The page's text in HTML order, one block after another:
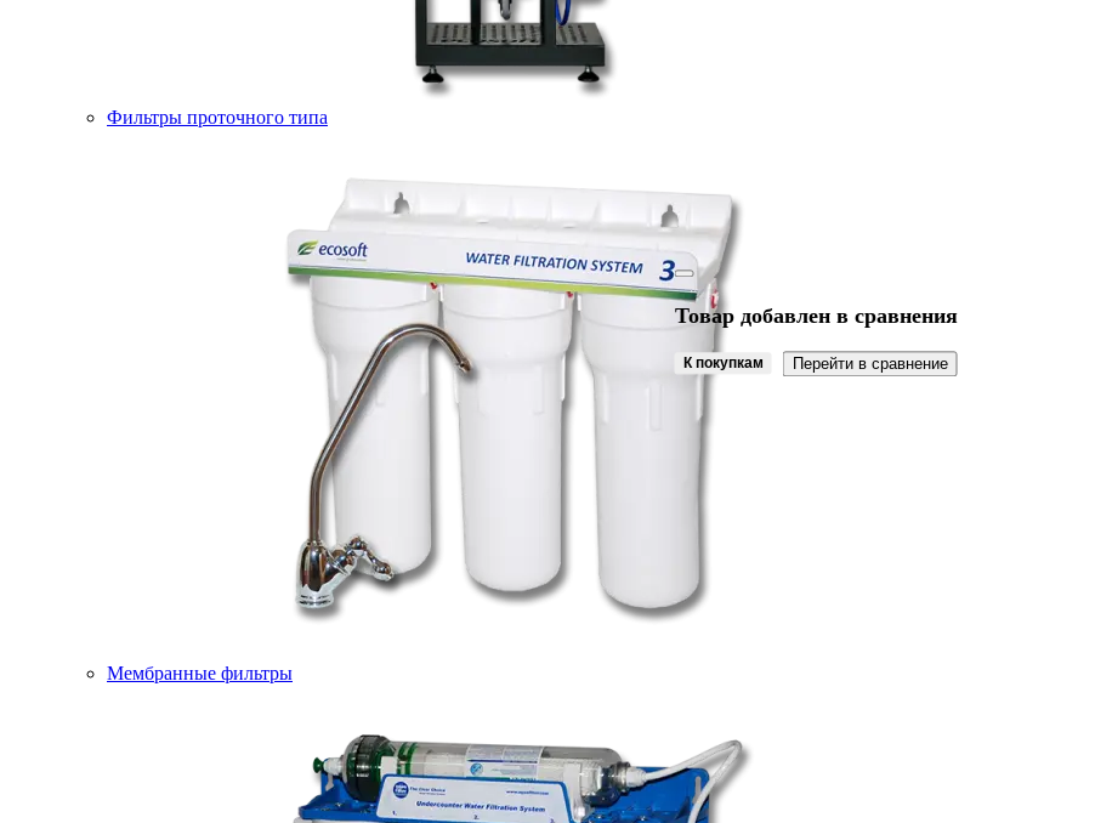
Фильтры проточного типа
Мембранные фильтры
Товар добавлен в сравнения
К покупкам Перейти в сравнение